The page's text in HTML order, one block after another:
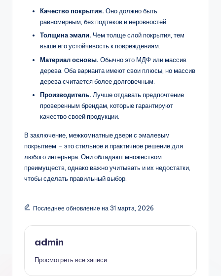
Качество покрытия. Оно должно быть
равномерным, без подтеков и неровностей.
Толщина эмали. Чем толще слой покрытия, тем
выше его устойчивость к повреждениям.
Материал основы. Обычно это МДФ или массив
дерева. Оба варианта имеют свои плюсы, но массив
дерева считается более долговечным.
Производитель. Лучше отдавать предпочтение
проверенным брендам, которые гарантируют
качество своей продукции.
В заключение, межкомнатные двери с эмалевым
покрытием – это стильное и практичное решение для
любого интерьера. Они обладают множеством
преимуществ, однако важно учитывать и их недостатки,
чтобы сделать правильный выбор.
Последнее обновление на 31 марта, 2026
admin
Просмотреть все записи